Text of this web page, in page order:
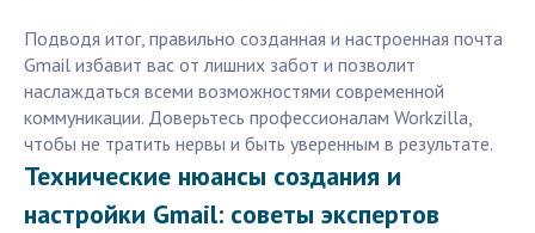
Подводя итог, правильно созданная и настроенная почта
Gmail избавит вас от лишних забот и позволит
наслаждаться всеми возможностями современной
коммуникации. Доверьтесь профессионалам Workzilla,
чтобы не тратить нервы и быть уверенным в результате.
Технические нюансы создания и
настройки Gmail: советы экспертов